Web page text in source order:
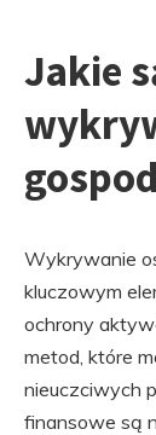
Jakie
Wykrywanie
kluczowym
ochrony
metod, które
nieuczciwych
finansowe są